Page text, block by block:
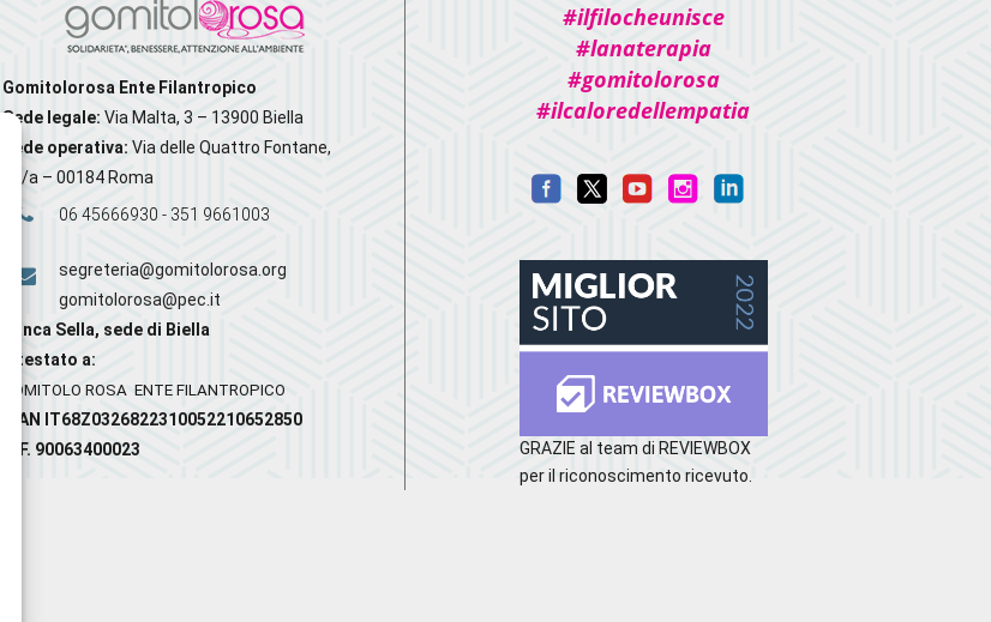
Gomitolorosa Ente Filantropico
Sede legale: Via Malta, 3 – 13900 Biella
Sede operativa: Via delle Quattro Fontane,
20/a – 00184 Roma
06 45666930 - 351 9661003
segreteria@gomitolorosa.org
gomitolorosa@pec.it
Banca Sella, sede di Biella
Intestato a:
GOMITOLO ROSA ENTE FILANTROPICO
IBAN IT68Z0326822310052210652850
C.F. 90063400023
#ilfilocheunisce
#lanaterapia
#gomitolorosa
#ilcaloredellempatia
GRAZIE al team di REVIEWBOX
per il riconoscimento ricevuto.